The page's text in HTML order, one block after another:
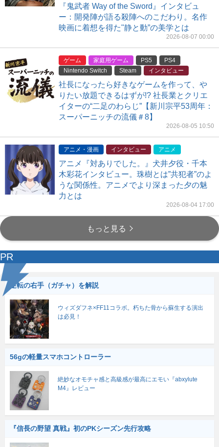
『鬼武者 Way of the Sword』インタビュ
ー：開発陣が語る殺陣へのこだわり。名作
映画に着想を得た"静と動”の美学とは
2026-08-07 00:00
ゲーム 家庭用ゲーム PS5
PS4
Nintendo Switch
Steam インタビュー
社長になったら好きなゲームを作って、や
りたい放題できるはずが!? 社長業とクリエ
イターの“二足のわらじ”【新川宗平53周年：
スーパーニッチの流儀＃8】
2026-08-05 10:50
アニメ・漫画 インタビュー アニメ
アニメ『対ありでした。』犬井夕役・千本
木彩花インタビュー。珠樹とは”共犯者”のよ
うな関係性。アニメでより深まった夕の魅
力とは
2026-08-04 17:00
もっと見る
PR
逆転の右手（ガチャ）を解説
ウィズダフネ×FF11コラボ。朽ちた骨から蘇生する演出
は必見！
56gの軽量スマホコントローラー
絶妙なオモチャ感と高級感が最高にエモい『abxylute
M4』レビュー
『信長の野望 真戦』初のPKシーズン先行攻略